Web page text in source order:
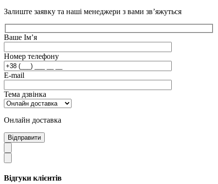
Залиште заявку та наші менеджери з вами зв’яжуться
Ваше Ім’я
Номер телефону
E-mail
Тема дзвінка
Онлайн доставка
Відправити
Відгуки клієнтів